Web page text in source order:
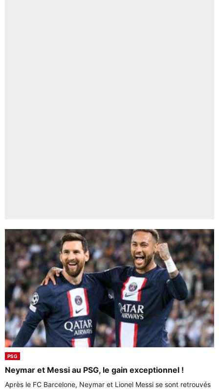
PSG
Neymar et Messi au PSG, le gain exceptionnel !
Après le FC Barcelone, Neymar et Lionel Messi se sont retrouvés